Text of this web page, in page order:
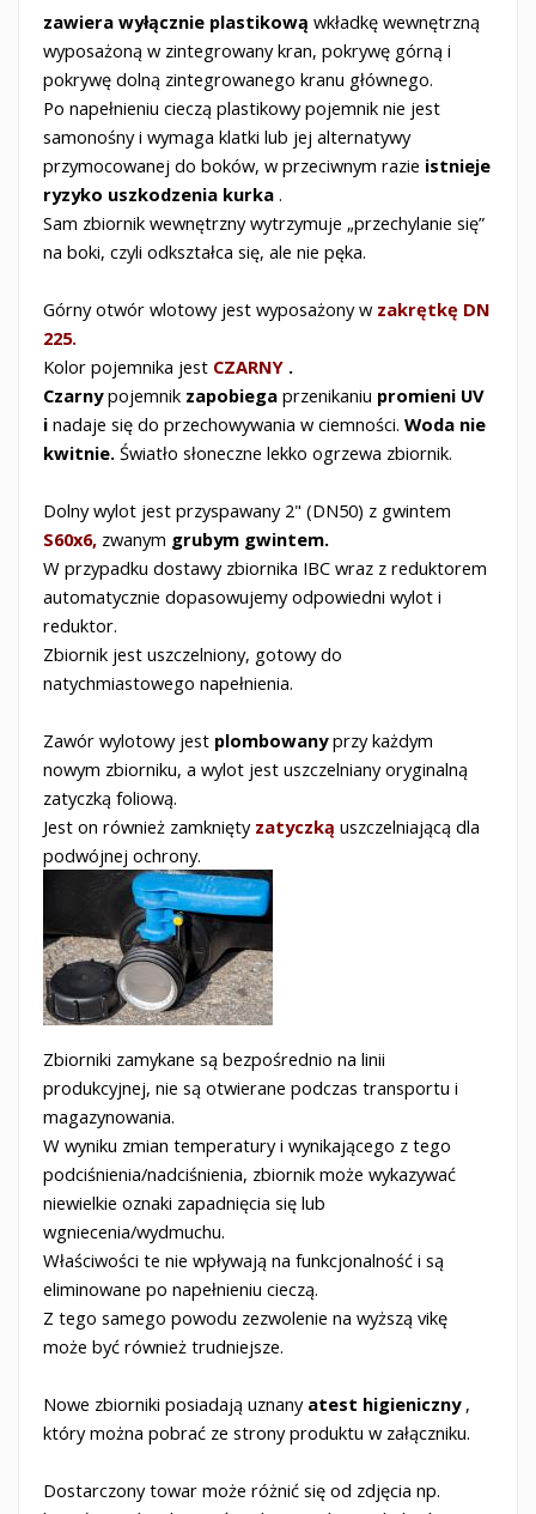
zawiera wyłącznie plastikową wkładkę wewnętrzną
wyposażoną w zintegrowany kran, pokrywę górną i
pokrywę dolną zintegrowanego kranu głównego.
Po napełnieniu cieczą plastikowy pojemnik nie jest
samonośny i wymaga klatki lub jej alternatywy
przymocowanej do boków, w przeciwnym razie istnieje
ryzyko uszkodzenia kurka .
Sam zbiornik wewnętrzny wytrzymuje „przechylanie się”
na boki, czyli odkształca się, ale nie pęka.
Górny otwór wlotowyjest wyposażony w zakrętkę DN
225.
Kolor pojemnika jest CZARNY .
Czarnypojemnik zapobiega przenikaniu promieni UV
i nadaje się do przechowywania w ciemności. Woda nie
kwitnie. Światło słoneczne lekko ogrzewa zbiornik.
Dolny wylot jest przyspawany 2" (DN50) z gwintem
S60x6, zwanym grubym gwintem.
W przypadku dostawy zbiornika IBC wraz z reduktorem
automatycznie dopasowujemy odpowiedni wylot i
reduktor.
Zbiornik jest uszczelniony, gotowy do
natychmiastowego napełnienia.
Zawór wylotowy jest plombowanyprzy każdym
nowym zbiorniku, a wylot jest uszczelniany oryginalną
zatyczką foliową.
Jest on również zamknięty zatyczką uszczelniającą dla
podwójnej ochrony.
Zbiorniki zamykane są bezpośrednio na linii
produkcyjnej, nie są otwierane podczas transportu i
magazynowania.
W wyniku zmian temperatury i wynikającego z tego
podciśnienia/nadciśnienia, zbiornik może wykazywać
niewielkie oznaki zapadnięcia się lub
wgniecenia/wydmuchu.
Właściwości te nie wpływają na funkcjonalność i są
eliminowane po napełnieniu cieczą.
Z tego samego powodu zezwolenie na wyższą vikę
może być również trudniejsze.
Nowe zbiorniki posiadają uznany atest higieniczny,
który można pobrać ze strony produktu w załączniku.
Dostarczony towar może różnić się od zdjęcia np.